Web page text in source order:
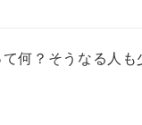
何？そうなる人も